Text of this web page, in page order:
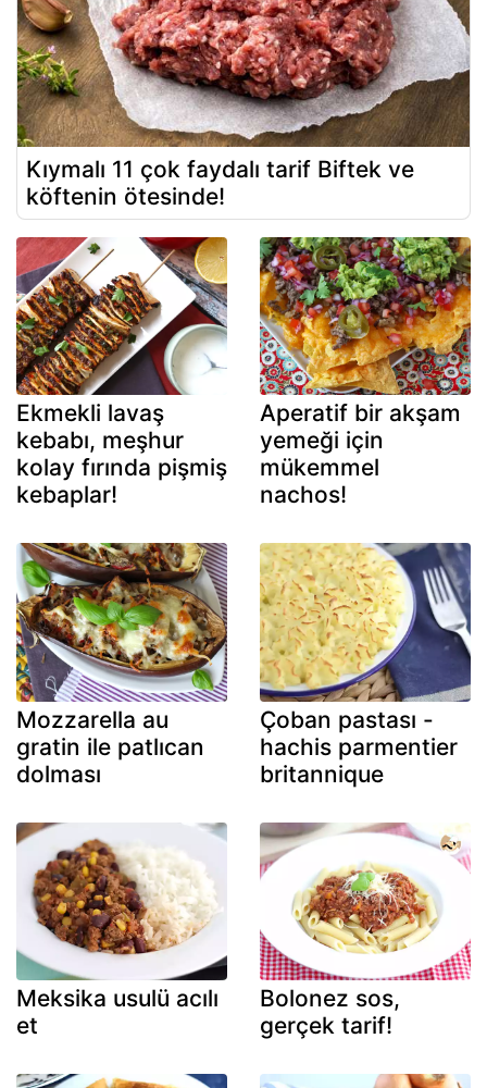
Kıymalı 11 çok faydalı tarif Biftek ve
köftenin ötesinde!
Ekmekli lavaş
kebabı, meşhur
kolay fırında pişmiş
kebaplar!
Aperatif bir akşam
yemeği için
mükemmel
nachos!
Mozzarella au
gratin ile patlıcan
dolması
Çoban pastası -
hachis parmentier
britannique
Meksika usulü acılı
et
Bolonez sos,
gerçek tarif!